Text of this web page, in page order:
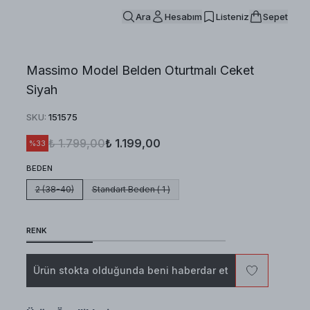
Ara Hesabım Listeniz Sepet
Massimo Model Belden Oturtmalı Ceket
Siyah
SKU: 151575
%33 ₺ 1.799,00₺ 1.199,00
BEDEN
2 (38-40) Standart Beden ( 1 )
RENK
Ürün stokta olduğunda beni haberdar et